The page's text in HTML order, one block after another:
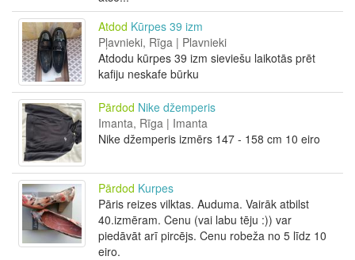
Atdod Kūrpes 39 izm
Pļavnieki, Rīga | Plavnieki
Atdodu kūrpes 39 izm sieviešu laikotās prēt
kafiju neskafe būrku
Pārdod Nike džemperis
Imanta, Rīga | Imanta
Nike džemperis izmērs 147 - 158 cm 10 eiro
Pārdod Kurpes
Pāris reizes vilktas. Auduma. Vairāk atbilst
40.izmēram. Cenu (vai labu tēju :)) var
piedāvāt arī pircējs. Cenu robeža no 5 līdz 10
eiro.